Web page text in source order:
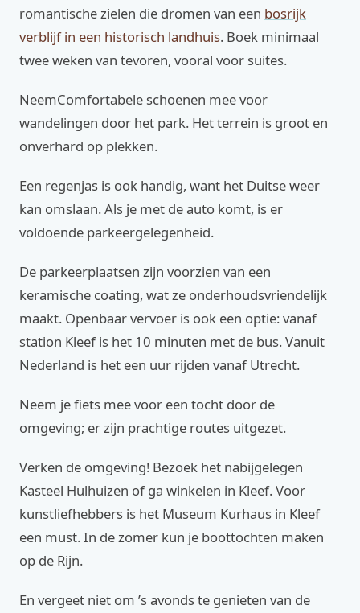
romantische zielen die dromen van een bosrijk
verblijf in een historisch landhuis. Boek minimaal
twee weken van tevoren, vooral voor suites.
NeemComfortabele schoenen mee voor
wandelingen door het park. Het terrein is groot en
onverhard op plekken.
Een regenjas is ook handig, want het Duitse weer
kan omslaan. Als je met de auto komt, is er
voldoende parkeergelegenheid.
De parkeerplaatsen zijn voorzien van een
keramische coating, wat ze onderhoudsvriendelijk
maakt. Openbaar vervoer is ook een optie: vanaf
station Kleef is het 10 minuten met de bus. Vanuit
Nederland is het een uur rijden vanaf Utrecht.
Neem je fiets mee voor een tocht door de
omgeving; er zijn prachtige routes uitgezet.
Verken de omgeving! Bezoek het nabijgelegen
Kasteel Hulhuizen of ga winkelen in Kleef. Voor
kunstliefhebbers is het Museum Kurhaus in Kleef
een must. In de zomer kun je boottochten maken
op de Rijn.
En vergeet niet om ’s avonds te genieten van de